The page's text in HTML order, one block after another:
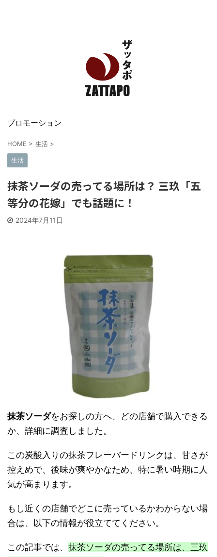
プロモーション
HOME > 生活 >
生活
抹茶ソーダの売ってる場所は？ 三玖「五
等分の花嫁」でも話題に！
2024年7月11日
抹茶ソーダをお探しの方へ、どの店舗で購入できる
か、詳細に調査しました。
この炭酸入りの抹茶フレーバードリンクは、甘さが
控えめで、後味が爽やかなため、特に暑い時期に人
気が高まります。
もし近くの店舗でどこに売っているかわからない場
合は、以下の情報が役立ててください。
この記事では、 抹茶ソーダの売ってる場所は、三玖